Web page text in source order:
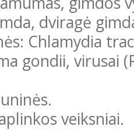
dviragė
Chlamydia
gondii, virusai
veiksniai.